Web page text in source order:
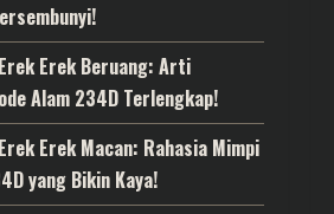
Erek Erek Beruang: Arti
Alam 234D Terlengkap!
Erek Erek Macan: Rahasia Mimpi
yang Bikin Kaya!